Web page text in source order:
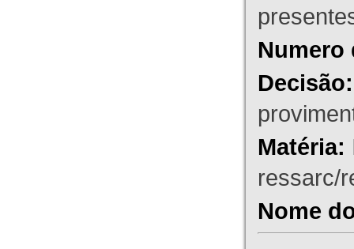
Numero
Decisão:
Matéria:
ressarc/
Nome